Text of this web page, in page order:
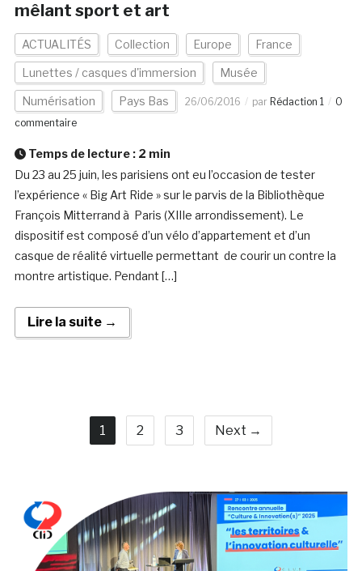
mêlant sport et art
ACTUALITÉS Collection Europe France
Lunettes / casques d'immersion Musée
Numérisation Pays Bas 26/06/2016 par Rédaction 1
0
commentaire
Temps de lecture : 2 min
Du 23 au 25 juin, les parisiens ont eu l’occasion de tester
l’expérience « Big Art Ride » sur le parvis de la Bibliothèque
François Mitterrand à Paris (XIIIe arrondissement). Le
dispositif est composé d’un vélo d’appartement et d’un
casque de réalité virtuelle permettant de courir un contre la
montre artistique. Pendant […]
Lire la suite →
1 2 3 Next →